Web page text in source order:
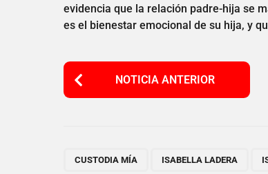
evidencia que la relación padre-hija se
es el bienestar emocional de su hija, y
P
o
P
NOTICIA ANTERIOR
CUSTODIA MÍA ISABELLA LADERA